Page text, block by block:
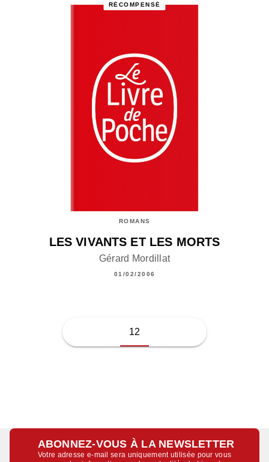
RÉCOMPENSÉ
ROMANS
LES VIVANTS ET LES MORTS
Gérard Mordillat
01/02/2006
12
ABONNEZ-VOUS À LA NEWSLETTER
Votre adresse e-mail sera uniquement utilisée pour vous